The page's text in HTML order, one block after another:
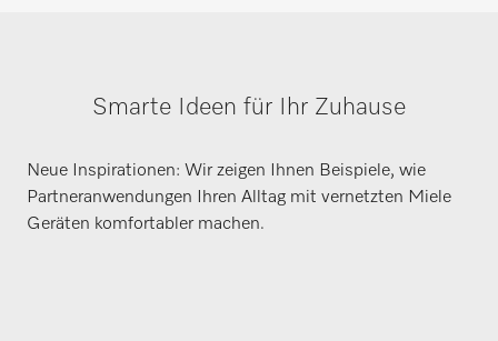
Smarte Ideen für Ihr Zuhause
Neue Inspirationen: Wir zeigen Ihnen Beispiele, wie
Partneranwendungen Ihren Alltag mit vernetzten Miele
Geräten komfortabler machen.